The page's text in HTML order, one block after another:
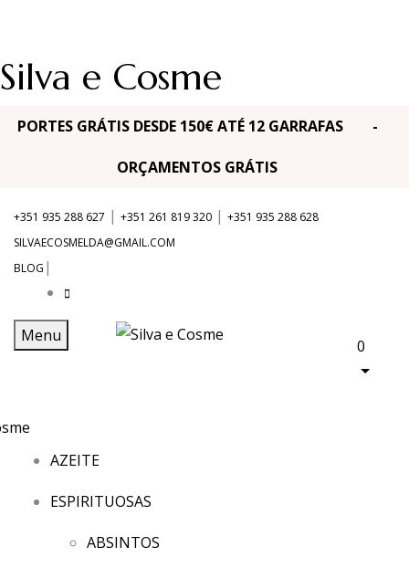
Silva e Cosme
PORTES GRÁTIS DESDE 150€ ATÉ 12 GARRAFAS -
ORÇAMENTOS GRÁTIS
+351 935 288 627 | +351 261 819 320 | +351 935 288 628
SILVAECOSMELDA@GMAIL.COM
BLOG |
Menu
0
AZEITE
ESPIRITUOSAS
ABSINTOS